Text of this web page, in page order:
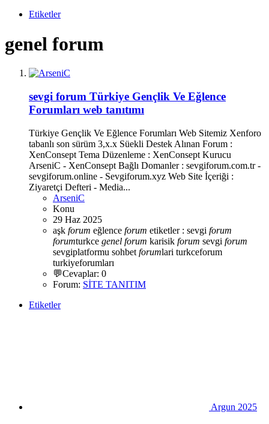
Etiketler
genel forum
sevgi forum Türkiye Gençlik Ve Eğlence
Forumları web tanıtımı
Türkiye Gençlik Ve Eğlence Forumları Web Sitemiz Xenforo
tabanlı son sürüm 3,x.x Süekli Destek Alınan Forum :
XenConsept Tema Düzenleme : XenConsept Kurucu
ArseniC - XenConsept Bağlı Domanler : sevgiforum.com.tr -
sevgiforum.online - Sevgiforum.xyz Web Site İçeriği :
Ziyaretçi Defteri - Media...
ArseniC
Konu
29 Haz 2025
aşk forum eğlence forum etiketler : sevgi forum
forumturkce genel forum karisik forum sevgi forum
sevgiplatformu sohbet forumlari turkceforum
turkiyeforumları
💬Cevaplar: 0
Forum: SİTE TANITIM
Etiketler
Argun 2025